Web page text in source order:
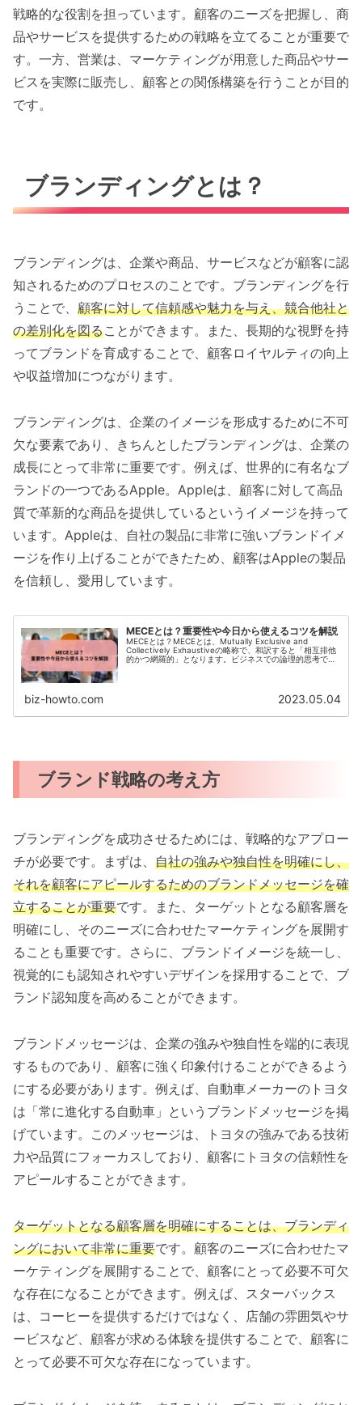
戦略的な役割を担っています。顧客のニーズを把握し、商
品やサービスを提供するための戦略を立てることが重要で
す。一方、営業は、マーケティングが用意した商品やサー
ビスを実際に販売し、顧客との関係構築を行うことが目的
です。
ブランディングとは？
ブランディングは、企業や商品、サービスなどが顧客に認
知されるためのプロセスのことです。ブランディングを行
うことで、 顧客に対して信頼感や魅力を与え、競合他社と
の差別化を図ることができます。また、長期的な視野を持
ってブランドを育成することで、顧客ロイヤルティの向上
や収益増加につながります。
ブランディングは、企業のイメージを形成するために不可
欠な要素であり、きちんとしたブランディングは、企業の
成長にとって非常に重要です。例えば、世界的に有名なブ
ランドの一つであるApple。Appleは、顧客に対して高品
質で革新的な商品を提供しているというイメージを持って
います。Appleは、自社の製品に非常に強いブランドイメ
ージを作り上げることができたため、顧客はAppleの製品
を信頼し、愛用しています。
MECEとは？重要性や今日から使えるコツを解説
MECEとは？MECEとは、Mutually Exclusive and
Collectively Exhaustiveの略称で、和訳すると「相互排他
的かつ網羅的」となります。ビジネスでの論理的思考でよ
biz-howto.com 2023.05.04
ブランド戦略の考え方
ブランディングを成功させるためには、戦略的なアプロー
チが必要です。まずは、 自社の強みや独自性を明確にし、
それを顧客にアピールするためのブランドメッセージを確
立することが重要です。また、ターゲットとなる顧客層を
明確にし、そのニーズに合わせたマーケティングを展開す
ることも重要です。さらに、ブランドイメージを統一し、
視覚的にも認知されやすいデザインを採用することで、ブ
ランド認知度を高めることができます。
ブランドメッセージは、企業の強みや独自性を端的に表現
するものであり、顧客に強く印象付けることができるよう
にする必要があります。例えば、自動車メーカーのトヨタ
は「常に進化する自動車」というブランドメッセージを掲
げています。このメッセージは、トヨタの強みである技術
力や品質にフォーカスしており、顧客にトヨタの信頼性を
アピールすることができます。
ターゲットとなる顧客層を明確にすることは、ブランディ
ングにおいて非常に重要です。顧客のニーズに合わせたマ
ーケティングを展開することで、顧客にとって必要不可欠
な存在になることができます。例えば、スターバックス
は、コーヒーを提供するだけではなく、店舗の雰囲気やサ
ービスなど、顧客が求める体験を提供することで、顧客に
とって必要不可欠な存在になっています。